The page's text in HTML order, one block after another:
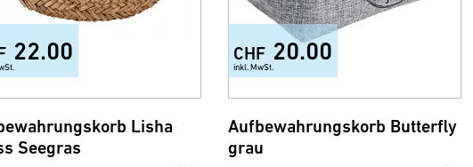
22.00
Lisha
Seegras
CHF 20.00
inkl. MwSt.
Aufbewahrungskorb Butterfly
grau